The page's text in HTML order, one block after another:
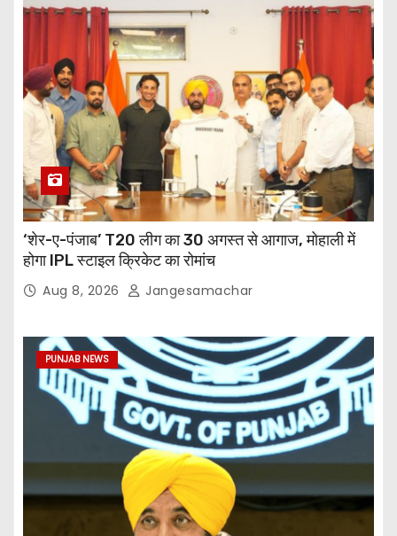
‘शेर-ए-पंजाब’ T20 लीग का 30 अगस्त से आगाज, मोहाली में
होगा IPL स्टाइल क्रिकेट का रोमांच
Aug 8, 2026 Jangesamachar
PUNJAB NEWS